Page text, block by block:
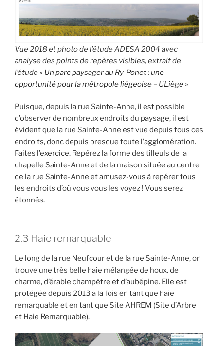
Vue 2018 et photo de l’étude ADESA 2004 avec
analyse des points de repères visibles, extrait de
l’étude« Un parc paysager au Ry‐Ponet : une
opportunité pour la métropole liégeoise – ULiège »
Puisque, depuis la rue Sainte-Anne, il est possible
d’observer de nombreux endroits du paysage, il est
évident que la rue Sainte-Anne est vue depuis tous ces
endroits, donc depuis presque toute l’agglomération.
Faites l’exercice. Repérez la forme des tilleuls de la
chapelle Sainte-Anne et de la maison située au centre
de la rue Sainte-Anne et amusez-vous à repérer tous
les endroits d’où vous vous les voyez ! Vous serez
étonnés.
2.3 Haie remarquable
Le long de la rue Neufcour et de la rue Sainte-Anne, on
trouve une très belle haie mélangée de houx, de
charme, d’érable champêtre et d’aubépine. Elle est
protégée depuis 2013 à la fois en tant que haie
remarquable et en tant que Site AHREM (Site d’Arbre
et Haie Remarquable).